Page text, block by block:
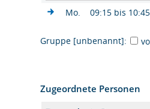
Mo.
09:15 bis 10:45
Gruppe [unbenannt]:
Zugeordnete Personen